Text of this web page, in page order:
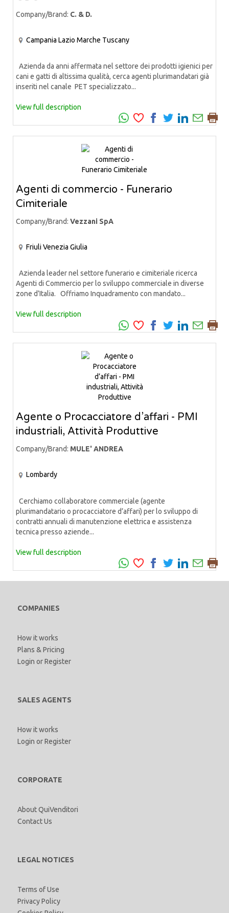
Company/Brand: C. & D.
Campania Lazio Marche Tuscany
Azienda da anni affermata nel settore dei prodotti igienici per
cani e gatti di altissima qualità, cerca agenti plurimandatari già
inseriti nel canale PET specializzato...
View full description
Agenti di commercio - Funerario
Cimiteriale
Company/Brand: Vezzani SpA
Friuli Venezia Giulia
Azienda leader nel settore funerario e cimiteriale ricerca
Agenti di Commercio per lo sviluppo commerciale in diverse
zone d’Italia. Offriamo Inquadramento con mandato...
View full description
Agente o Procacciatore d’affari - PMI
industriali, Attività Produttive
Company/Brand: MULE' ANDREA
Lombardy
Cerchiamo collaboratore commerciale (agente
plurimandatario o procacciatore d’affari) per lo sviluppo di
contratti annuali di manutenzione elettrica e assistenza
tecnica presso aziende...
View full description
COMPANIES
How it works
Plans & Pricing
Login orRegister
SALES AGENTS
How it works
Login orRegister
CORPORATE
About QuiVenditori
Contact Us
LEGAL NOTICES
Terms of Use
Privacy Policy